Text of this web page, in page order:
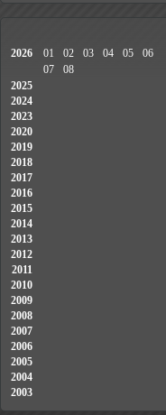
2026 01 02 03 04 05
06
07
08
2025
2024
2023
2020
2019
2018
2017
2016
2015
2014
2013
2012
2011
2010
2009
2008
2007
2006
2005
2004
2003